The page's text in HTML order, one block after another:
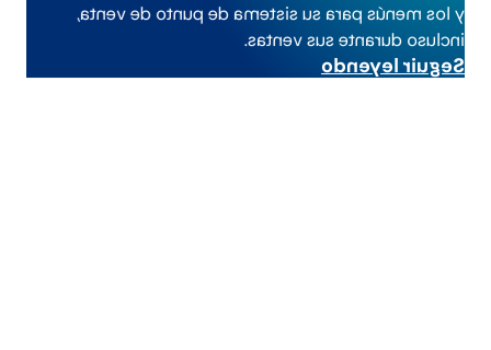
y los
menús
para su sistema de punto de venta
,
incluso durante sus ventas
.
Seguir leyendo